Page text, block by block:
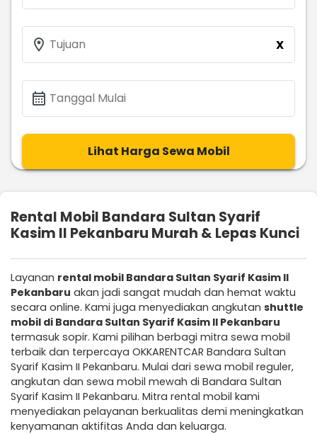
location_on Tujuan X
calendar_month Tanggal Mulai
Lihat Harga Sewa Mobil
Rental Mobil Bandara Sultan Syarif
Kasim II Pekanbaru Murah & Lepas Kunci
Layanan rental mobil Bandara Sultan Syarif Kasim II
Pekanbaru akan jadi sangat mudah dan hemat waktu
secara online. Kami juga menyediakan angkutan shuttle
mobil di Bandara Sultan Syarif Kasim II Pekanbaru
termasuk sopir. Kami pilihan berbagi mitra sewa mobil
terbaik dan terpercaya OKKARENTCAR Bandara Sultan
Syarif Kasim II Pekanbaru. Mulai dari sewa mobil reguler,
angkutan dan sewa mobil mewah di Bandara Sultan
Syarif Kasim II Pekanbaru. Mitra rental mobil kami
menyediakan pelayanan berkualitas demi meningkatkan
kenyamanan aktifitas Anda dan keluarga.